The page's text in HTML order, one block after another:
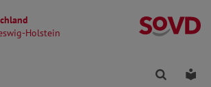
Holstein
springen Finden